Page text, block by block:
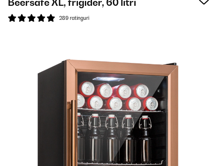
Beersafe XL, frigider, 60 litri
289 ratinguri